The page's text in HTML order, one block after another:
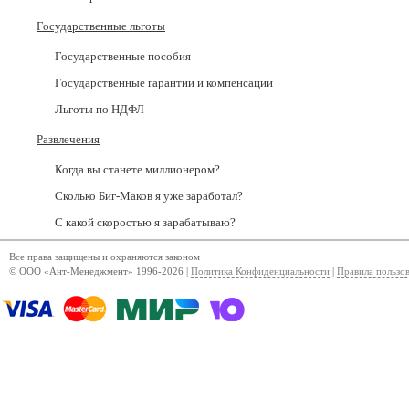
Государственные льготы
Государственные пособия
Государственные гарантии и компенсации
Льготы по НДФЛ
Развлечения
Когда вы станете миллионером?
Сколько Биг-Маков я уже заработал?
С какой скоростью я зарабатываю?
Все права защищены и охраняются законом
© ООО «Ант-Менеджмент» 1996-2026 | Политика Конфиденциальности Правила